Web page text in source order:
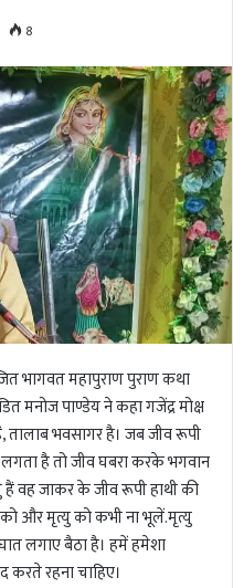
8
भागवत महापुराण पुराण कथा
मनोज पाण्डेय ने कहा गजेंद्र मोक्ष
भवसागर है। जब जीव रूपी
है तो जीव घबरा करके भगवान
वह जाकर के जीव रूपी हाथी की
और मृत्यु को कभी ना भूलें.मृत्यु
लगाए बैठा है। हमें हमेशा
करते रहना चाहिए।